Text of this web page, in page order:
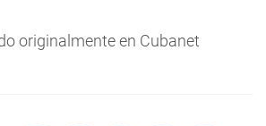
originalmente en Cubanet